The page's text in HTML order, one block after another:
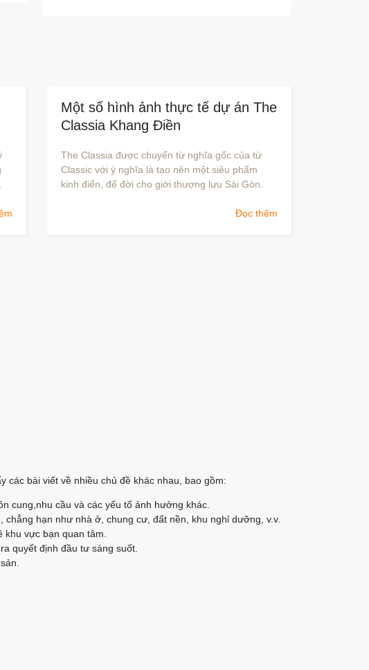
Một số hình ảnh thực tế dự án The
Classia Khang Điền
The Classia được chuyển từ nghĩa gốc của từ
Classic với ý nghĩa là tạo nên một siêu phẩm
kinh điển, để đời cho giới thượng lưu Sài Gòn.
Đọc thêm
các bài viết về nhiều chủ đề khác nhau, bao gồm:
cung,nhu cầu và các yếu tố ảnh hưởng khác.
hạn như nhà ở, chung cư, đất nền, khu nghỉ dưỡng, v.v.
vực bạn quan tâm.
quyết định đầu tư sáng suốt.